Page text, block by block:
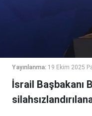
Yayınlanma: 19 Ekim 2025
İsrail Başbakanı